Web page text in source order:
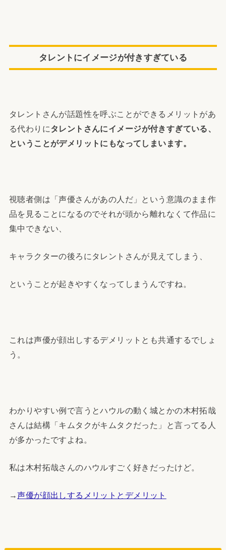
タレントにイメージが付きすぎている
タレントさんが話題性を呼ぶことができるメリットがあ
る代わりにタレントさんにイメージが付きすぎている、
ということがデメリットにもなってしまいます。
視聴者側は「声優さんがあの人だ」という意識のまま作
品を見ることになるのでそれが頭から離れなくて作品に
集中できない、
キャラクターの後ろにタレントさんが見えてしまう、
ということが起きやすくなってしまうんですね。
これは声優が顔出しするデメリットとも共通するでしょ
う。
わかりやすい例で言うとハウルの動く城とかの木村拓哉
さんは結構「キムタクがキムタクだった」と言ってる人
が多かったですよね。
私は木村拓哉さんのハウルすごく好きだったけど。
→声優が顔出しするメリットとデメリット